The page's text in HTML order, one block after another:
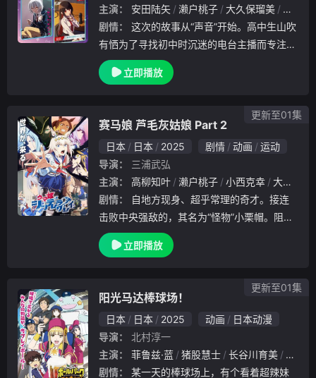
主演：
安田陆矢 濑户桃子 大久保瑠美
铃代纱
剧情：
有恓为了寻找初中时沉迷的电台主播而专注于
声音。某天从学校广播中听到了确信是本人的
声音。但是冲到广播室才发现有四个人在内，
立即播放
赛马娘 芦毛灰姑娘 Part 2
日本 日本 2025 剧情 动画
运动
导演：
三浦武弘
主演：
高柳知叶 濑户桃子 小西克幸
大塚芳忠
剧情：
击败中央强敌的，其名为“怪物”小栗帽。阻挡
在她面前的，是“最强”玉藻十字。更有跨越海
洋而来的“世界”赛马娘们。这位终将开创一个“
立即播放
更新至01集
阳光马达棒球场！
日本 日本 2025 动画
日本动漫
导演：
北村淳一
主演：
菲鲁兹·蓝 猪股慧士 长谷川育美
上田
剧情：
更新至01集